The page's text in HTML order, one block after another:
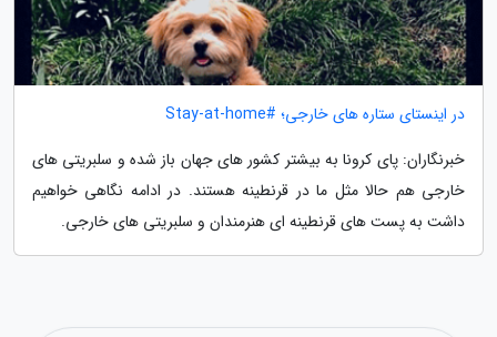
در اینستای ستاره های خارجی؛ #Stay-at-home
خبرنگاران: پای کرونا به بیشتر کشور های جهان باز شده و سلبریتی های
خارجی هم حالا مثل ما در قرنطینه هستند. در ادامه نگاهی خواهیم
داشت به پست های قرنطینه ای هنرمندان و سلبریتی های خارجی.